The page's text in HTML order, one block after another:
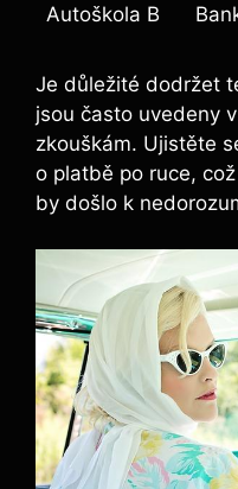
Autoškola B
Je‍ důležité dodržet
jsou často uvedeny
zkouškám. Ujistěte
o platbě po ruce,
by došlo k